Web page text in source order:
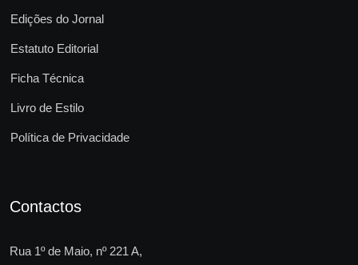
Edições do Jornal
Estatuto Editorial
Ficha Técnica
Livro de Estilo
Política de Privacidade
Contactos
Rua 1º de Maio, nº 221 A,